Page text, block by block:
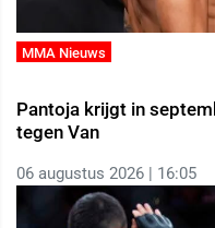
MMA Nieuws
Pantoja krijgt in
tegen Van
06 augustus 2026 | 16:05